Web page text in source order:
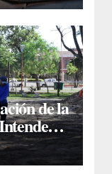
de la